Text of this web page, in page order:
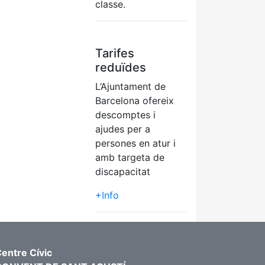
classe.
Tarifes
reduïdes
L’Ajuntament de
Barcelona ofereix
descomptes i
ajudes per a
persones en atur i
amb targeta de
discapacitat
+Info
Cívic